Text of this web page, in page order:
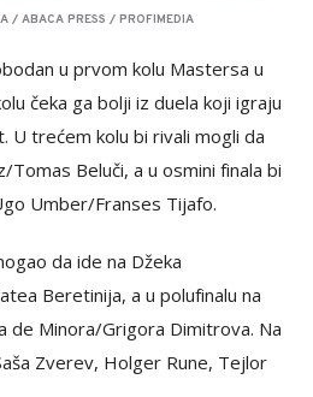
/ ABACA PRESS / PROFIMEDIA
u prvom kolu Mastersa u
čeka ga bolji iz duela koji igraju
U trećem kolu bi rivali mogli da
Tomas Beluči, a u osmini finala bi
Umber/Franses Tijafo.
da ide na Džeka
Beretinija, a u polufinalu na
de Minora/Grigora Dimitrova. Na
Zverev, Holger Rune, Tejlor